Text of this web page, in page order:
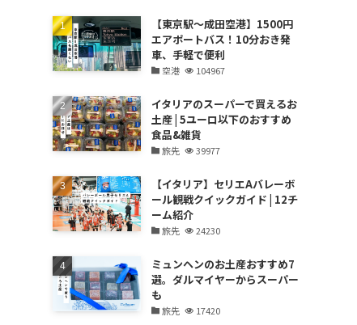
【東京駅～成田空港】1500円
エアポートバス！10分おき発
車、手軽で便利
空港 104967
イタリアのスーパーで買えるお
土産 | 5ユーロ以下のおすすめ
食品&雑貨
旅先 39977
【イタリア】セリエAバレーボ
ール観戦クイックガイド | 12チ
ーム紹介
旅先 24230
ミュンヘンのお土産おすすめ7
選。ダルマイヤーからスーパー
も
旅先 17420